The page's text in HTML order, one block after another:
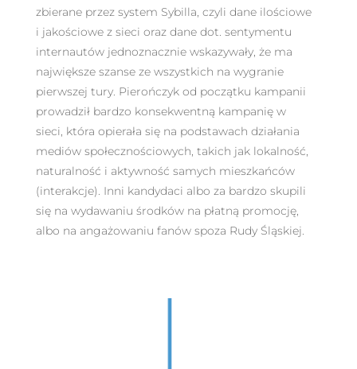
zbierane przez system Sybilla, czyli dane ilościowe
i jakościowe z sieci oraz dane dot. sentymentu
internautów jednoznacznie wskazywały, że ma
największe szanse ze wszystkich na wygranie
pierwszej tury. Pierończyk od początku kampanii
prowadził bardzo konsekwentną kampanię w
sieci, która opierała się na podstawach działania
mediów społecznościowych, takich jak lokalność,
naturalność i aktywność samych mieszkańców
(interakcje). Inni kandydaci albo za bardzo skupili
się na wydawaniu środków na płatną promocję,
albo na angażowaniu fanów spoza Rudy Śląskiej.